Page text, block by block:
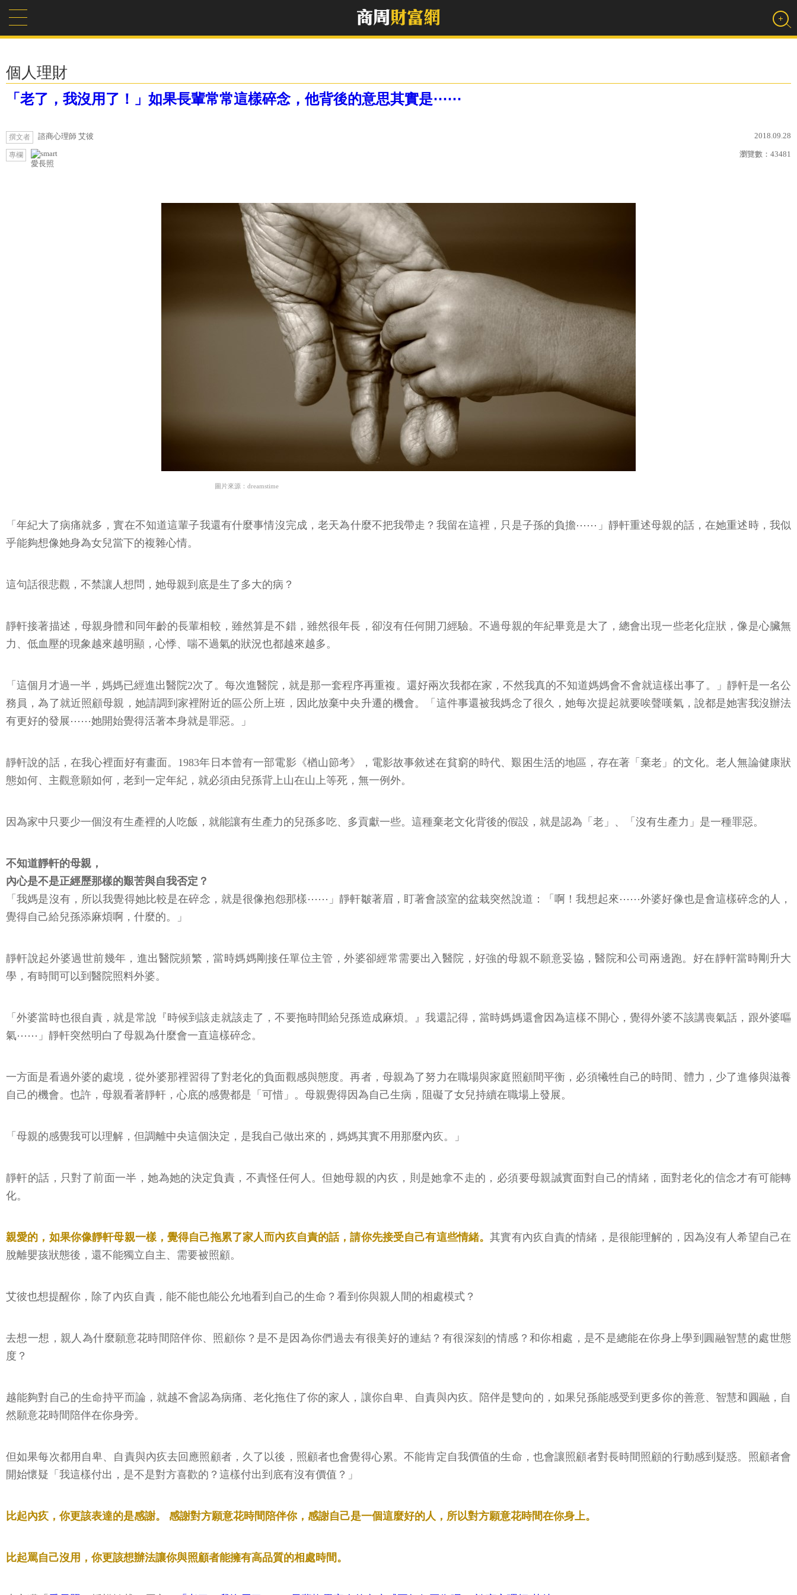
個人理財
「老了，我沒用了！」如果長輩常常這樣碎念，他背後的意思其實是⋯⋯
撰文者 諮商心理師 艾彼 2018.09.28
專欄
愛長照
瀏覽數： 43481
圖片來源：dreamstime
「年紀大了病痛就多，實在不知道這輩子我還有什麼事情沒完成，老天為什麼不把我帶走？我留在這裡，只是子孫的負擔⋯⋯」靜軒重述母親的話，在她重述時，我似
乎能夠想像她身為女兒當下的複雜心情。
這句話很悲觀，不禁讓人想問，她母親到底是生了多大的病？
靜軒接著描述，母親身體和同年齡的長輩相較，雖然算是不錯，雖然很年長，卻沒有任何開刀經驗。不過母親的年紀畢竟是大了，總會出現一些老化症狀，像是心臟無
力、低血壓的現象越來越明顯，心悸、喘不過氣的狀況也都越來越多。
「這個月才過一半，媽媽已經進出醫院2次了。每次進醫院，就是那一套程序再重複。還好兩次我都在家，不然我真的不知道媽媽會不會就這樣出事了。」靜軒是一名公
務員，為了就近照顧母親，她請調到家裡附近的區公所上班，因此放棄中央升遷的機會。「這件事還被我媽念了很久，她每次提起就要唉聲嘆氣，說都是她害我沒辦法
有更好的發展⋯⋯她開始覺得活著本身就是罪惡。」
靜軒說的話，在我心裡面好有畫面。1983年日本曾有一部電影《楢山節考》，電影故事敘述在貧窮的時代、艱困生活的地區，存在著「棄老」的文化。老人無論健康狀
態如何、主觀意願如何，老到一定年紀，就必須由兒孫背上山在山上等死，無一例外。
因為家中只要少一個沒有生產裡的人吃飯，就能讓有生產力的兒孫多吃、多貢獻一些。這種棄老文化背後的假設，就是認為「老」、「沒有生產力」是一種罪惡。
不知道靜軒的母親，
內心是不是正經歷那樣的艱苦與自我否定？
「我媽是沒有，所以我覺得她比較是在碎念，就是很像抱怨那樣⋯⋯」靜軒皺著眉，盯著會談室的盆栽突然說道：「啊！我想起來⋯⋯外婆好像也是會這樣碎念的人，
覺得自己給兒孫添麻煩啊，什麼的。」
靜軒說起外婆過世前幾年，進出醫院頻繁，當時媽媽剛接任單位主管，外婆卻經常需要出入醫院，好強的母親不願意妥協，醫院和公司兩邊跑。好在靜軒當時剛升大
學，有時間可以到醫院照料外婆。
「外婆當時也很自責，就是常說『時候到該走就該走了，不要拖時間給兒孫造成麻煩。』我還記得，當時媽媽還會因為這樣不開心，覺得外婆不該講喪氣話，跟外婆嘔
氣⋯⋯」靜軒突然明白了母親為什麼會一直這樣碎念。
一方面是看過外婆的處境，從外婆那裡習得了對老化的負面觀感與態度。再者，母親為了努力在職場與家庭照顧間平衡，必須犧牲自己的時間、體力，少了進修與滋養
自己的機會。也許，母親看著靜軒，心底的感覺都是「可惜」。母親覺得因為自己生病，阻礙了女兒持續在職場上發展。
「母親的感覺我可以理解，但調離中央這個決定，是我自己做出來的，媽媽其實不用那麼內疚。」
靜軒的話，只對了前面一半，她為她的決定負責，不責怪任何人。但她母親的內疚，則是她拿不走的，必須要母親誠實面對自己的情緒，面對老化的信念才有可能轉
化。
親愛的，如果你像靜軒母親一樣，覺得自己拖累了家人而內疚自責的話，請你先接受自己有這些情緒。其實有內疚自責的情緒，是很能理解的，因為沒有人希望自己在
脫離嬰孩狀態後，還不能獨立自主、需要被照顧。
艾彼也想提醒你，除了內疚自責，能不能也能公允地看到自己的生命？看到你與親人間的相處模式？
去想一想，親人為什麼願意花時間陪伴你、照顧你？是不是因為你們過去有很美好的連結？有很深刻的情感？和你相處，是不是總能在你身上學到圓融智慧的處世態
度？
越能夠對自己的生命持平而論，就越不會認為病痛、老化拖住了你的家人，讓你自卑、自責與內疚。陪伴是雙向的，如果兒孫能感受到更多你的善意、智慧和圓融，自
然願意花時間陪伴在你身旁。
但如果每次都用自卑、自責與內疚去回應照顧者，久了以後，照顧者也會覺得心累。不能肯定自我價值的生命，也會讓照顧者對長時間照顧的行動感到疑惑。照顧者會
開始懷疑「我這樣付出，是不是對方喜歡的？這樣付出到底有沒有價值？」
比起內疚，你更該表達的是感謝。 感謝對方願意花時間陪伴你，感謝自己是一個這麼好的人，所以對方願意花時間在你身上。
比起罵自己沒用，你更該想辦法讓你與照顧者能擁有高品質的相處時間。